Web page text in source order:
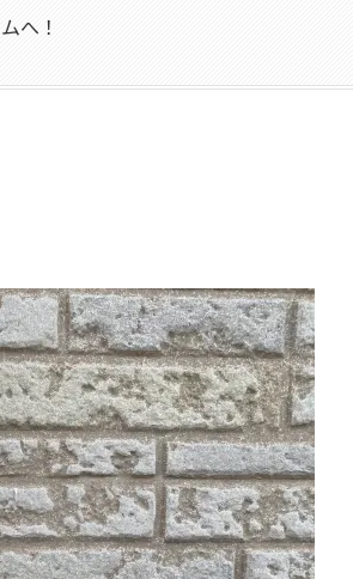
へ！